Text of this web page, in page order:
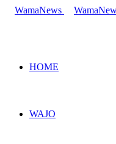
HOME
WAJO